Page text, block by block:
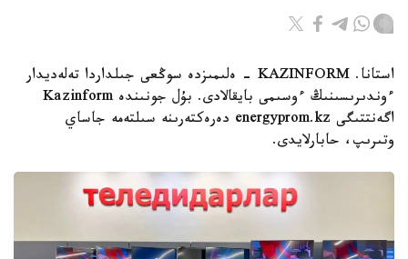
استانا. KAZINFORM - ەلىمىزدە سوڭعى جىلداردا تەلەديدار
ءوندىرىسىنىڭ ءوسىمى بايقالادى. بۇل جونىندە Kazinform
اگەنتتىگى energyprom.kz دەرەكتەرىنە سىلتەمە جاساي
وتىرىپ، حابارلايدى.